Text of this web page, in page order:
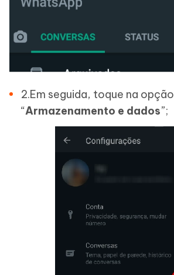
2.Em seguida, toque na opção
“Armazenamento e dados”;